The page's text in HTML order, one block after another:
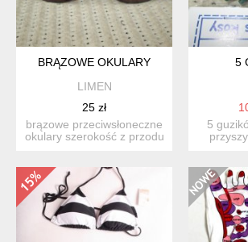
BRĄZOWE OKULARY
LIMEN
25 zł
brązowe przeciwsłoneczne
okulary szerokość z przodu
5
5